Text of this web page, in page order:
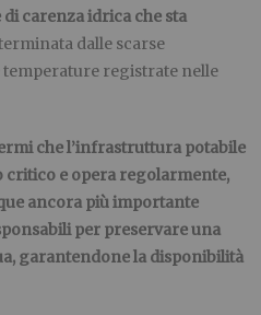
carenza idrica che sta
dalle scarse
registrate nelle
che l’infrastruttura potabile
critico e opera regolarmente,
ancora più importante
per preservare una
garantendone la disponibilità